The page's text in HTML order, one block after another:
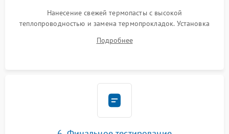
Нанесение свежей термопасты с высокой
теплопроводностью и замена термопрокладок. Установка
шлейфов, модулей памяти и накопителей. Предварительная
Подробнее